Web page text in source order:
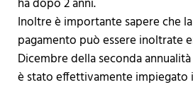
ha dopo 2 anni.
Inoltre è importante sapere che
pagamento può essere inoltrate
Dicembre della seconda
è stato effettivamente impiegato